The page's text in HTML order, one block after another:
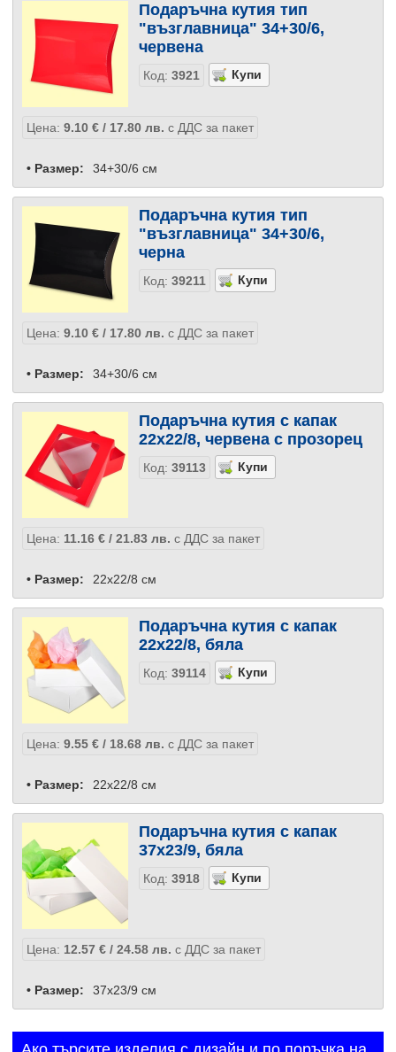
Подаръчна кутия тип
"възглавница" 34+30/6,
червена
Код: 3921
Цена: 9.10 €/ 17.80 лв. с ДДС за пакет
• Размер: 34+30/6 см
Подаръчна кутия тип
"възглавница" 34+30/6,
черна
Код: 39211
Цена: 9.10 €/ 17.80 лв. с ДДС за пакет
• Размер: 34+30/6 см
Подаръчна кутия с капак
22x22/8, червена с прозорец
Код: 39113
Цена: 11.16 €/ 21.83 лв. с ДДС за пакет
• Размер: 22x22/8 см
Подаръчна кутия с капак
22x22/8, бяла
Код: 39114
Цена: 9.55 €/ 18.68 лв. с ДДС за пакет
• Размер: 22x22/8 см
Подаръчна кутия с капак
37x23/9, бяла
Код: 3918
Цена: 12.57 €/ 24.58 лв. с ДДС за пакет
• Размер: 37x23/9 см